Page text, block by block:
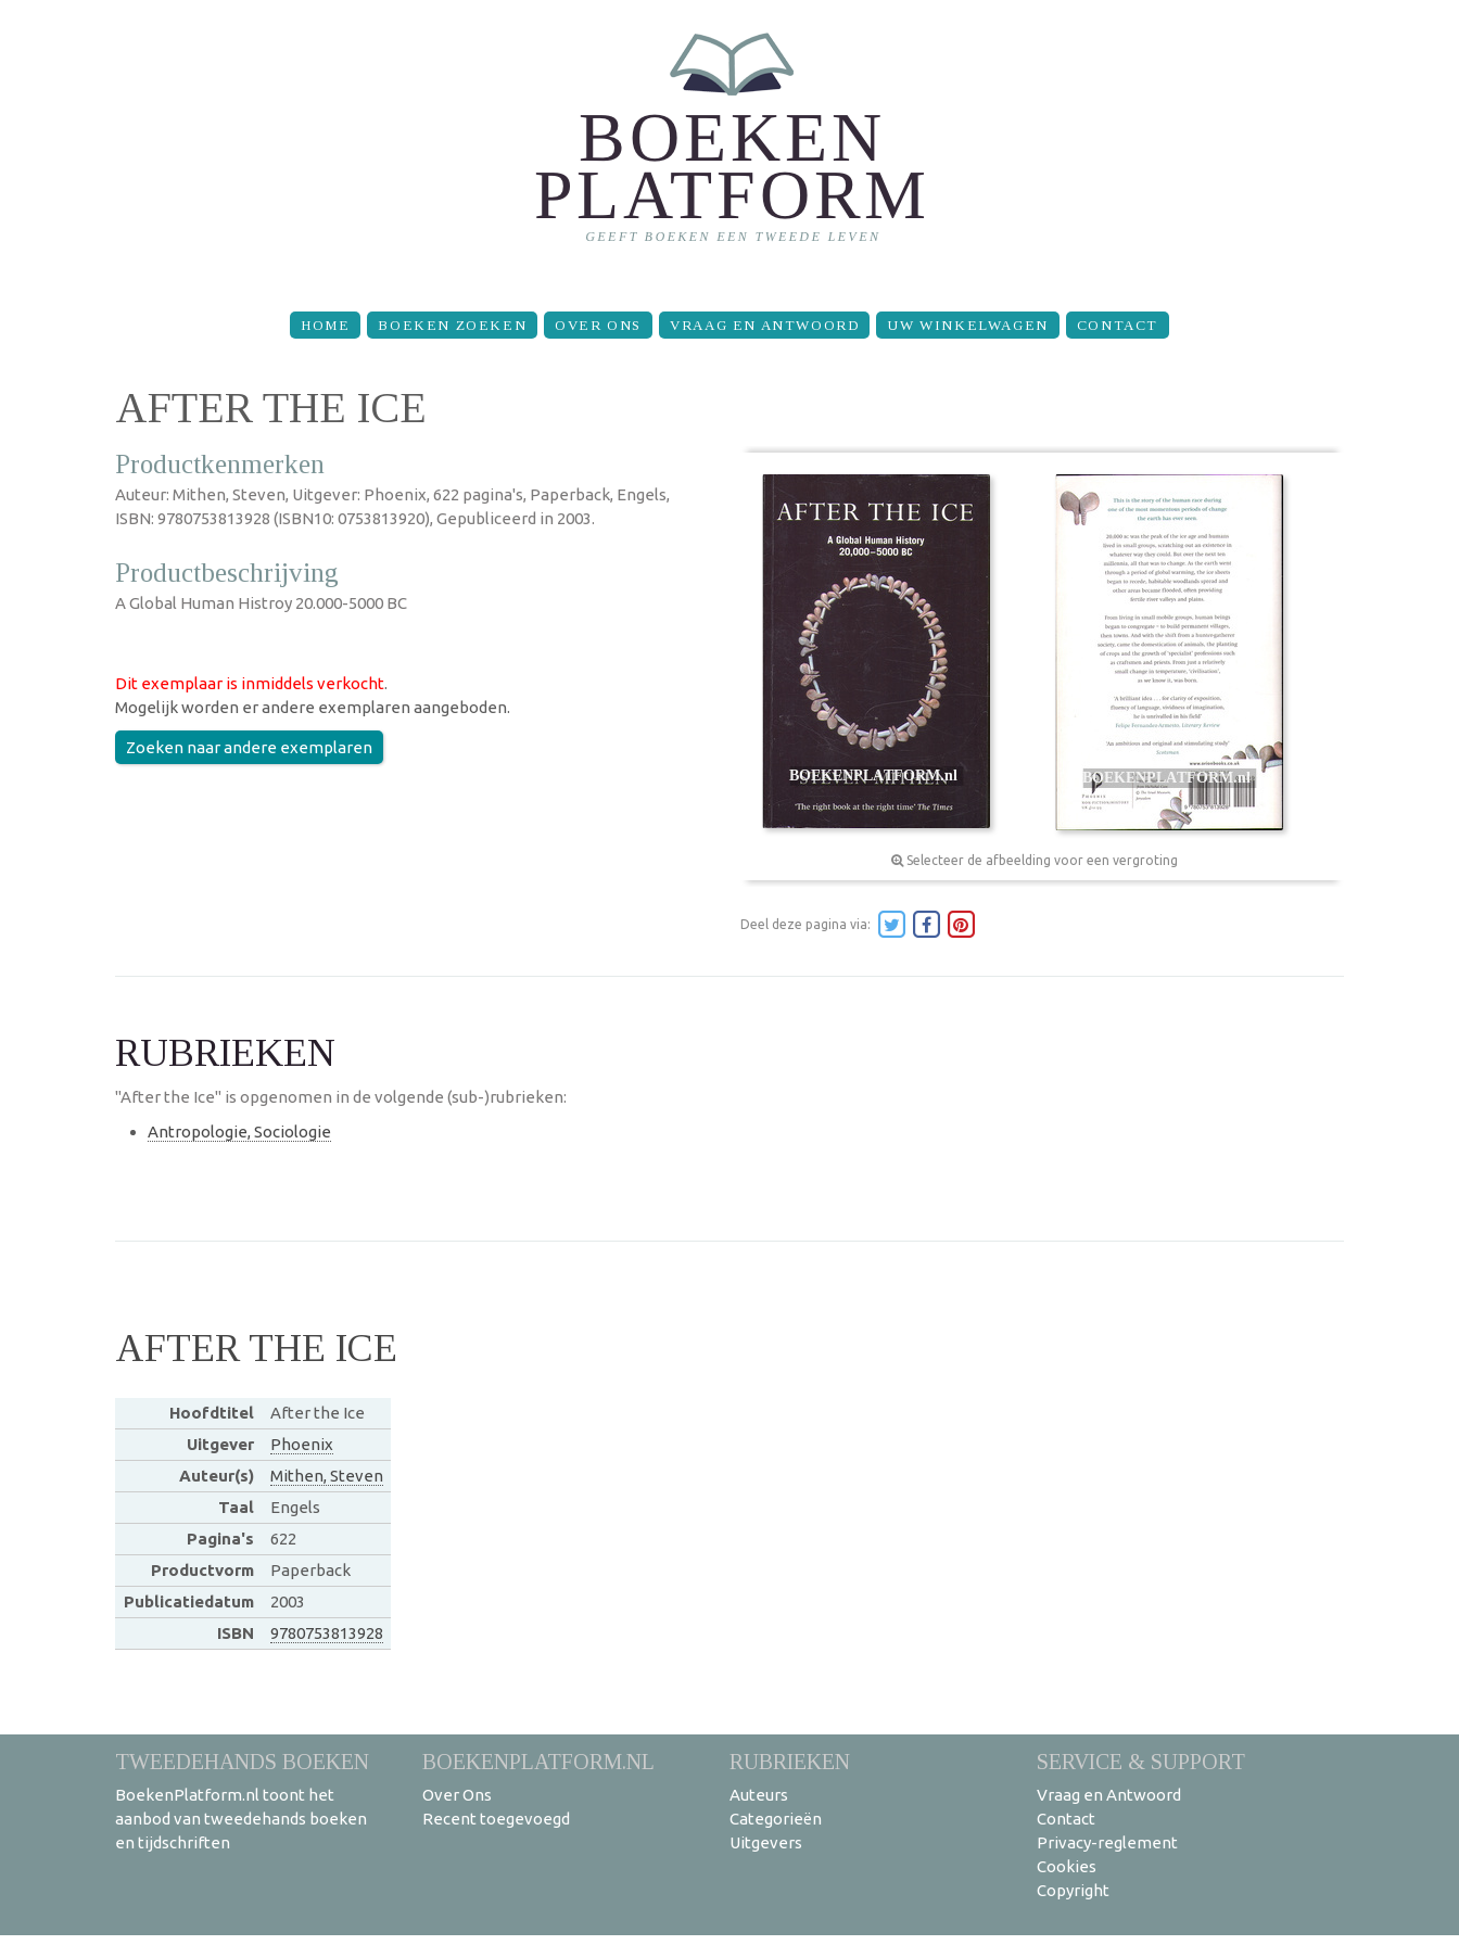
HOME BOEKEN ZOEKEN OVER ONS VRAAG EN ANTWOORD UW WINKELWAGEN CONTACT
AFTER THE ICE
Productkenmerken
Auteur: Mithen, Steven, Uitgever: Phoenix, 622 pagina's, Paperback, Engels,
ISBN: 9780753813928 (ISBN10: 0753813920), Gepubliceerd in 2003.
Productbeschrijving
A Global Human Histroy 20.000-5000 BC
Dit exemplaar is inmiddels verkocht.
Mogelijk worden er andere exemplaren aangeboden.
Zoeken naar andere exemplaren
Selecteer de afbeelding voor een vergroting
Deel deze pagina via:
RUBRIEKEN
"After the Ice" is opgenomen in de volgende (sub-)rubrieken:
Antropologie, Sociologie
AFTER THE ICE
Hoofdtitel
After the Ice
Uitgever
Phoenix
Auteur(s)
Mithen, Steven
Taal
Engels
Pagina's
622
Productvorm
Paperback
Publicatiedatum
2003
ISBN
9780753813928
TWEEDEHANDS BOEKEN
BoekenPlatform.nl toont het
aanbod van tweedehands boeken
en tijdschriften
BOEKENPLATFORM.NL
Over Ons
Recent toegevoegd
RUBRIEKEN
Auteurs
Categorieën
Uitgevers
SERVICE & SUPPORT
Vraag en Antwoord
Contact
Privacy-reglement
Cookies
Copyright